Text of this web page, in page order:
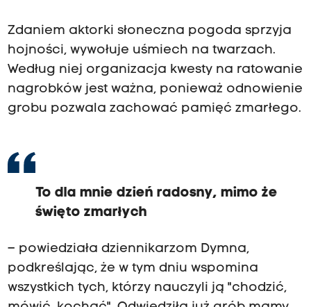
Zdaniem aktorki słoneczna pogoda sprzyja
hojności, wywołuje uśmiech na twarzach.
Według niej organizacja kwesty na ratowanie
nagrobków jest ważna, ponieważ odnowienie
grobu pozwala zachować pamięć zmarłego.
To dla mnie dzień radosny, mimo że
święto zmarłych
– powiedziała dziennikarzom Dymna,
podkreślając, że w tym dniu wspomina
wszystkich tych, którzy nauczyli ją "chodzić,